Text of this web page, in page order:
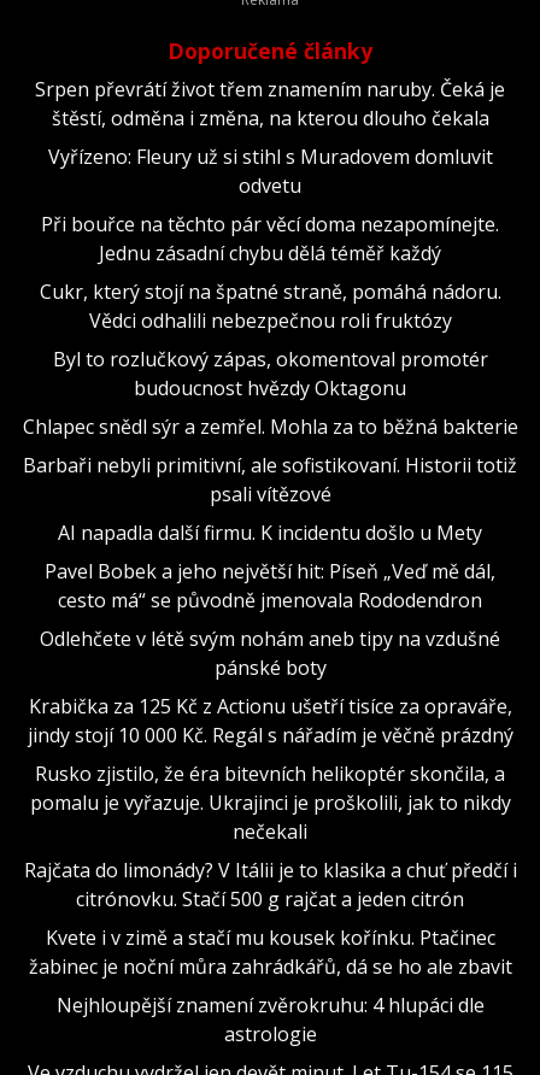
Doporučené články
Srpen převrátí život třem znamením naruby. Čeká je
štěstí, odměna i změna, na kterou dlouho čekala
Vyřízeno: Fleury už si stihl s Muradovem domluvit
odvetu
Při bouřce na těchto pár věcí doma nezapomínejte.
Jednu zásadní chybu dělá téměř každý
Cukr, který stojí na špatné straně, pomáhá nádoru.
Vědci odhalili nebezpečnou roli fruktózy
Byl to rozlučkový zápas, okomentoval promotér
budoucnost hvězdy Oktagonu
Chlapec snědl sýr a zemřel. Mohla za to běžná bakterie
Barbaři nebyli primitivní, ale sofistikovaní. Historii totiž
psali vítězové
AI napadla další firmu. K incidentu došlo u Mety
Pavel Bobek a jeho největší hit: Píseň „Veď mě dál,
cesto má“ se původně jmenovala Rododendron
Odlehčete v létě svým nohám aneb tipy na vzdušné
pánské boty
Krabička za 125 Kč z Actionu ušetří tisíce za opraváře,
jindy stojí 10 000 Kč. Regál s nářadím je věčně prázdný
Rusko zjistilo, že éra bitevních helikoptér skončila, a
pomalu je vyřazuje. Ukrajinci je proškolili, jak to nikdy
nečekali
Rajčata do limonády? V Itálii je to klasika a chuť předčí i
citrónovku. Stačí 500 g rajčat a jeden citrón
Kvete i v zimě a stačí mu kousek kořínku. Ptačinec
žabinec je noční můra zahrádkářů, dá se ho ale zbavit
Nejhloupější znamení zvěrokruhu: 4 hlupáci dle
astrologie